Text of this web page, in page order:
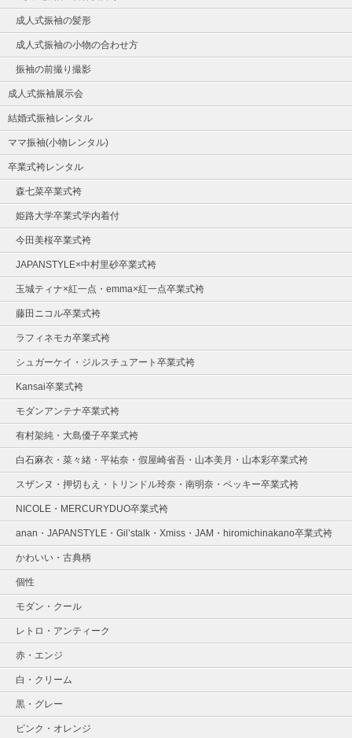
成人式振袖の髪形
成人式振袖の小物の合わせ方
振袖の前撮り撮影
成人式振袖展示会
結婚式振袖レンタル
ママ振袖(小物レンタル)
卒業式袴レンタル
森七菜卒業式袴
姫路大学卒業式学内着付
今田美桜卒業式袴
JAPANSTYLE×中村里砂卒業式袴
玉城ティナ×紅一点・emma×紅一点卒業式袴
藤田ニコル卒業式袴
ラフィネモカ卒業式袴
シュガーケイ・ジルスチュアート卒業式袴
Kansai卒業式袴
モダンアンテナ卒業式袴
有村架純・大島優子卒業式袴
白石麻衣・菜々緒・平祐奈・假屋崎省吾・山本美月・山本彩卒業式袴
スザンヌ・押切もえ・トリンドル玲奈・南明奈・ベッキー卒業式袴
NICOLE・MERCURYDUO卒業式袴
anan・JAPANSTYLE・Gil’stalk・Xmiss・JAM・hiromichinakano卒業式袴
かわいい・古典柄
個性
モダン・クール
レトロ・アンティーク
赤・エンジ
白・クリーム
黒・グレー
ピンク・オレンジ